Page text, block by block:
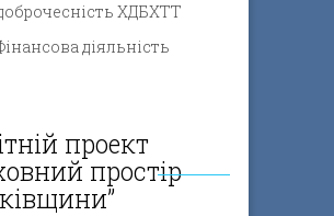
ХДБХТТ
діяльність
проект
простір